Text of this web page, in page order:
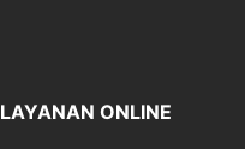
LAYANAN ONLINE